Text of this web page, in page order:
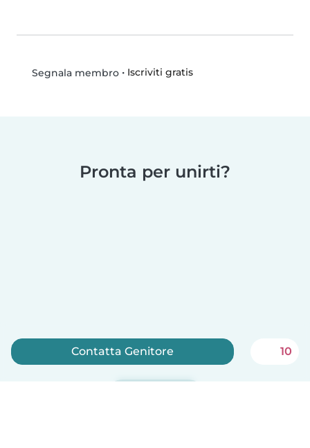
Segnala membro• Iscriviti gratis
Pronta per unirti?
Contatta Genitore 10